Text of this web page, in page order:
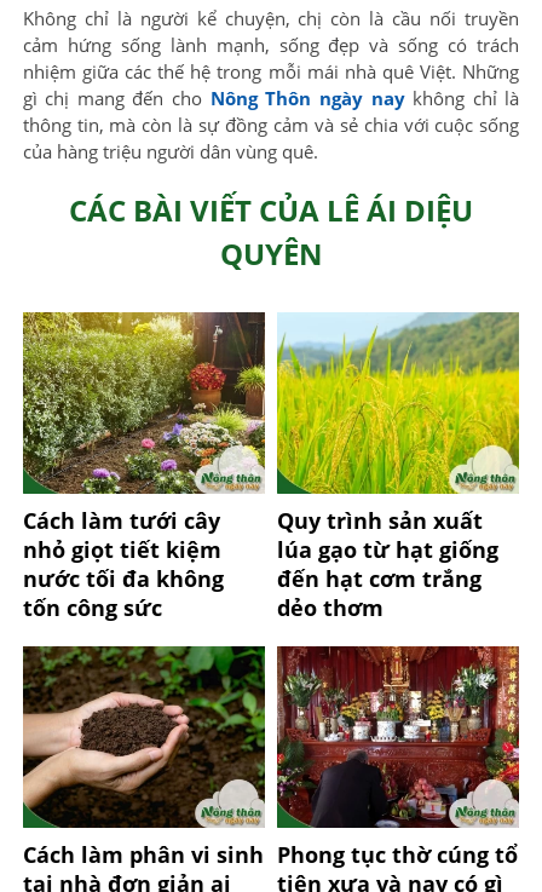
Không chỉ là người kể chuyện, chị còn là cầu nối truyền
cảm hứng sống lành mạnh, sống đẹp và sống có trách
nhiệm giữa các thế hệ trong mỗi mái nhà quê Việt. Những
gì chị mang đến cho Nông Thôn ngày naykhông chỉ là
thông tin, mà còn là sự đồng cảm và sẻ chia với cuộc sống
của hàng triệu người dân vùng quê.
CÁC BÀI VIẾT CỦA LÊ ÁI DIỆU
QUYÊN
Cách làm tưới cây
nhỏ giọt tiết kiệm
nước tối đa không
tốn công sức
Quy trình sản xuất
lúa gạo từ hạt giống
đến hạt cơm trắng
dẻo thơm
Cách làm phân vi sinh
tại nhà đơn giản ai
Phong tục thờ cúng tổ
tiên xưa và nay có gì